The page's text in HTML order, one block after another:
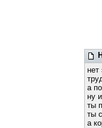
нет
а
ну
ты
ты
а